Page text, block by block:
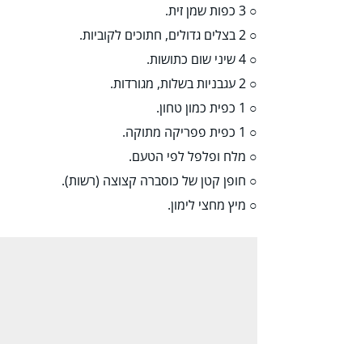
○ 3 כפות שמן זית.
○ 2 בצלים גדולים, חתוכים לקוביות.
○ 4 שיני שום כתושות.
○ 2 עגבניות בשלות, מגורדות.
○ 1 כפית כמון טחון.
○ 1 כפית פפריקה מתוקה.
○ מלח ופלפל לפי הטעם.
○ חופן קטן של כוסברה קצוצה (רשות).
○ מיץ מחצי לימון.